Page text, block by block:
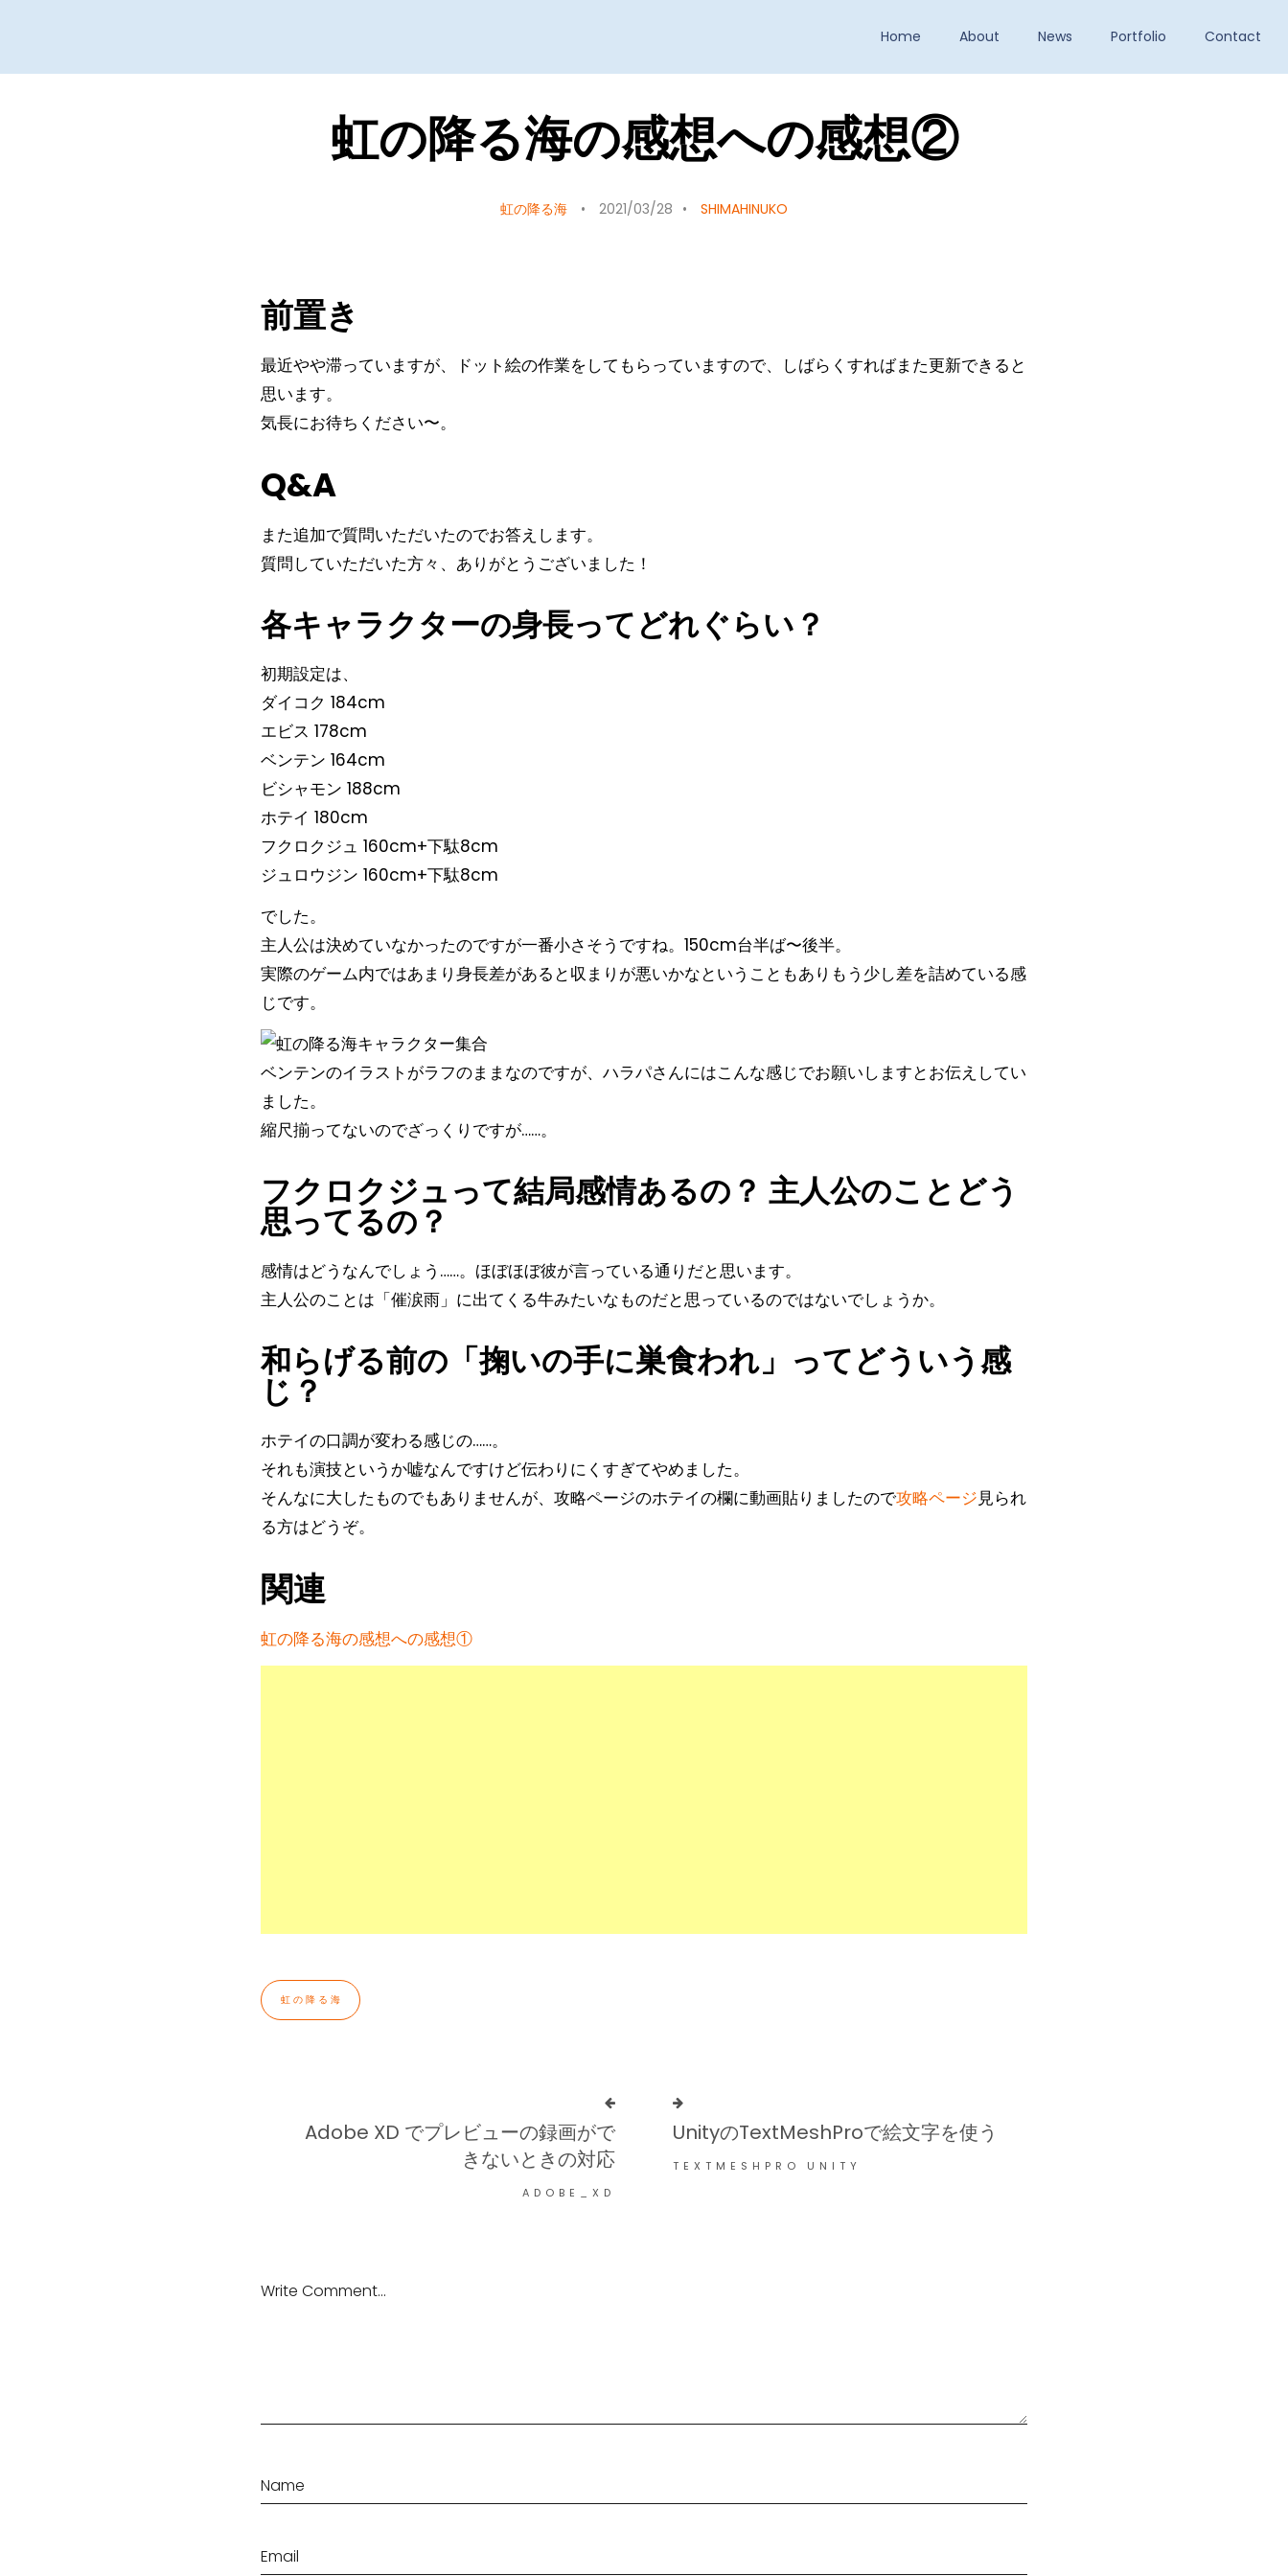
Home About News Portfolio Contact
虹の降る海の感想への感想②
虹の降る海 2021/03/28 SHIMAHINUKO
前置き
最近やや滞っていますが、ドット絵の作業をしてもらっていますので、しばらくすればまた更新できると
思います。
気長にお待ちください〜。
Q&A
また追加で質問いただいたのでお答えします。
質問していただいた方々、ありがとうございました！
各キャラクターの身長ってどれぐらい？
初期設定は、
ダイコク 184cm
エビス 178cm
ベンテン 164cm
ビシャモン 188cm
ホテイ 180cm
フクロクジュ 160cm+下駄8cm
ジュロウジン 160cm+下駄8cm
でした。
主人公は決めていなかったのですが一番小さそうですね。150cm台半ば〜後半。
実際のゲーム内ではあまり身長差があると収まりが悪いかなということもありもう少し差を詰めている感
じです。
ベンテンのイラストがラフのままなのですが、ハラパさんにはこんな感じでお願いしますとお伝えしてい
ました。
縮尺揃ってないのでざっくりですが……。
フクロクジュって結局感情あるの？ 主人公のことどう
思ってるの？
感情はどうなんでしょう……。ほぼほぼ彼が言っている通りだと思います。
主人公のことは「催涙雨」に出てくる牛みたいなものだと思っているのではないでしょうか。
和らげる前の「掬いの手に巣食われ」ってどういう感
じ？
ホテイの口調が変わる感じの……。
それも演技というか嘘なんですけど伝わりにくすぎてやめました。
そんなに大したものでもありませんが、攻略ページのホテイの欄に動画貼りましたので攻略ページ見られ
る方はどうぞ。
関連
虹の降る海の感想への感想①
虹の降る海
Adobe XD でプレビューの録画がで
きないときの対応
ADOBE_XD
UnityのTextMeshProで絵文字を使う
TEXTMESHPRO UNITY